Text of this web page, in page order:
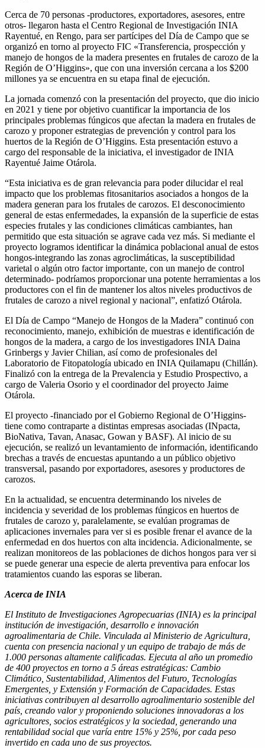
Cerca de 70 personas -productores, exportadores, asesores, entre
otros- llegaron hasta el Centro Regional de Investigación INIA
Rayentué, en Rengo, para ser partícipes del Día de Campo que se
organizó en torno al proyecto FIC «Transferencia, prospección y
manejo de hongos de la madera presentes en frutales de carozo de la
Región de O’Higgins», que con una inversión cercana a los $200
millones ya se encuentra en su etapa final de ejecución.
La jornada comenzó con la presentación del proyecto, que dio inicio
en 2021 y tiene por objetivo cuantificar la importancia de los
principales problemas fúngicos que afectan la madera en frutales de
carozo y proponer estrategias de prevención y control para los
huertos de la Región de O’Higgins. Esta presentación estuvo a
cargo del responsable de la iniciativa, el investigador de INIA
Rayentué Jaime Otárola.
“Esta iniciativa es de gran relevancia para poder dilucidar el real
impacto que los problemas fitosanitarios asociados a hongos de la
madera generan para los frutales de carozos. El desconocimiento
general de estas enfermedades, la expansión de la superficie de estas
especies frutales y las condiciones climáticas cambiantes, han
permitido que esta situación se agrave cada vez más. Si mediante el
proyecto logramos identificar la dinámica poblacional anual de estos
hongos-integrando las zonas agroclimáticas, la susceptibilidad
varietal o algún otro factor importante, con un manejo de control
determinado- podríamos proporcionar una potente herramientas a los
productores con el fin de mantener los altos niveles productivos de
frutales de carozo a nivel regional y nacional”, enfatizó Otárola.
El Día de Campo “Manejo de Hongos de la Madera” continuó con
reconocimiento, manejo, exhibición de muestras e identificación de
hongos de la madera, a cargo de los investigadores INIA Daina
Grinbergs y Javier Chilian, así como de profesionales del
Laboratorio de Fitopatología ubicado en INIA Quilamapu (Chillán).
Finalizó con la entrega de la Prevalencia y Estudio Prospectivo, a
cargo de Valeria Osorio y el coordinador del proyecto Jaime
Otárola.
El proyecto -financiado por el Gobierno Regional de O’Higgins-
tiene como contraparte a distintas empresas asociadas (INpacta,
BioNativa, Tavan, Anasac, Gowan y BASF). Al inicio de su
ejecución, se realizó un levantamiento de información, identificando
brechas a través de encuestas apuntando a un público objetivo
transversal, pasando por exportadores, asesores y productores de
carozos.
En la actualidad, se encuentra determinando los niveles de
incidencia y severidad de los problemas fúngicos en huertos de
frutales de carozo y, paralelamente, se evalúan programas de
aplicaciones invernales para ver si es posible frenar el avance de la
enfermedad en dos huertos con alta incidencia. Adicionalmente, se
realizan monitoreos de las poblaciones de dichos hongos para ver si
se puede generar una especie de alerta preventiva para enfocar los
tratamientos cuando las esporas se liberan.
Acerca de INIA
El Instituto de Investigaciones Agropecuarias (INIA) es la principal
institución de investigación, desarrollo e innovación
agroalimentaria de Chile. Vinculada al Ministerio de Agricultura,
cuenta con presencia nacional y un equipo de trabajo de más de
1.000 personas altamente calificadas. Ejecuta al año un promedio
de 400 proyectos en torno a 5 áreas estratégicas: Cambio
Climático, Sustentabilidad, Alimentos del Futuro, Tecnologías
Emergentes, y Extensión y Formación de Capacidades. Estas
iniciativas contribuyen al desarrollo agroalimentario sostenible del
país, creando valor y proponiendo soluciones innovadoras a los
agricultores, socios estratégicos y la sociedad, generando una
rentabilidad social que varía entre 15% y 25%, por cada peso
invertido en cada uno de sus proyectos.